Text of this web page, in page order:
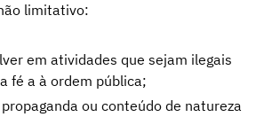
limitativo:
em atividades que sejam ilegais
fé a à ordem pública;
ou conteúdo de natureza